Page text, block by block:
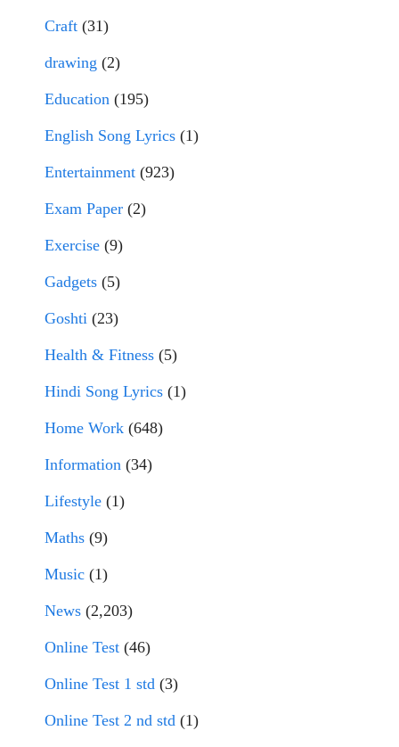
Craft (31)
drawing (2)
Education (195)
English Song Lyrics (1)
Entertainment (923)
Exam Paper (2)
Exercise (9)
Gadgets (5)
Goshti (23)
Health & Fitness (5)
Hindi Song Lyrics (1)
Home Work (648)
Information (34)
Lifestyle (1)
Maths (9)
Music (1)
News (2,203)
Online Test (46)
Online Test 1 std (3)
Online Test 2 nd std (1)